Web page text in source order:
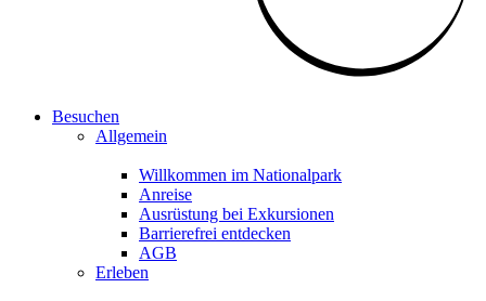
Besuchen
Allgemein
Willkommen im Nationalpark
Anreise
Ausrüstung bei Exkursionen
Barrierefrei entdecken
AGB
Erleben